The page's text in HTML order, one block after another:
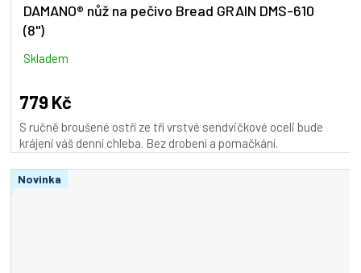
DAMANO® nůž na pečivo Bread GRAIN DMS-610
(8")
Skladem
779 Kč
S ručně broušené ostří ze tří vrstvé sendvičkové oceli bude
krájení váš denní chleba. Bez drobení a pomačkání.
Novinka